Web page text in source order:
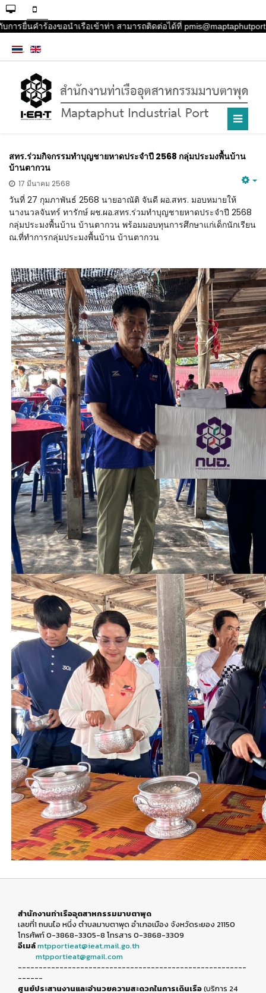
ยื่นคำร้องขอนำเรือเข้าท่า สามารถติดต่อได้ที่
สทร.ร่วมกิจกรรมทำบุญชายหาดประจำปี 2568 กลุ่มประมงพื้นบ้าน
บ้านตากวน
17 มีนาคม 2568
วันที่ 27 กุมภาพันธ์ 2568 นายอาณัติ จันดี ผอ.สทร. มอบหมายให้
นางนวลจันทร์ ทารักษ์ ผช.ผอ.สทร.ร่วมทำบุญชายหาดประจำปี 2568
กลุ่มประมงพื้นบ้าน บ้านตากวน พร้อมมอบทุนการศึกษาแก่เด็กนักเรียน
ณ.ที่ทำการกลุ่มประมงพื้นบ้าน บ้านตากวน
สำนักงานท่าเรืออุตสาหกรรมมาบตาพุด
เลขที่1 ถนนไอ หนึ่ง ตำบลมาบตาพุด อำเภอเมือง จังหวัดระยอง 21150
โทรศัพท์ 0-3868-3305-8 โทรสาร 0-3868-3309
อีเมล์mtpportieat@ieat.mail.go.th
mtpportieat@gmail.com
-------------------------------------------------------
------
ศูนย์ประสานงานและอำนวยความสะดวกในการเดินเรือ(บริการ 24